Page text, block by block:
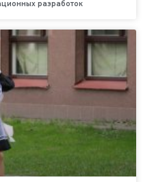
разработок